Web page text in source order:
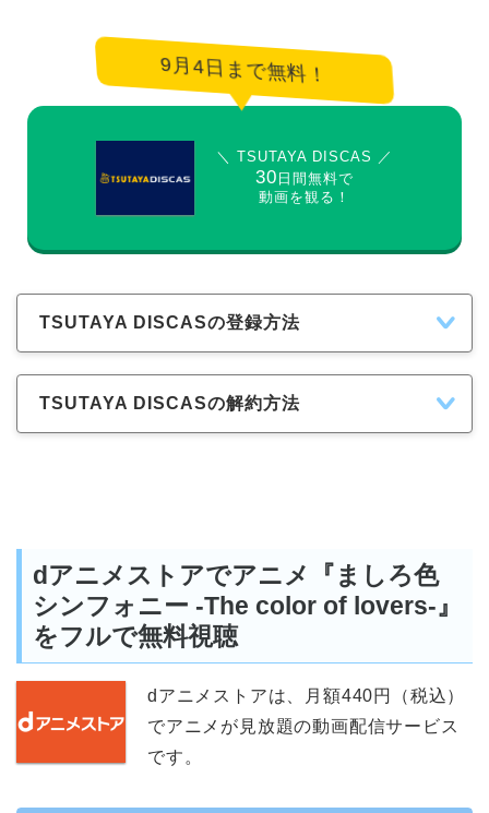
9月4日まで無料！
＼ TSUTAYA DISCAS ／
30 日間無料で
動画を観る！
TSUTAYA DISCASの登録方法
TSUTAYA DISCASの解約方法
dアニメストアでアニメ『ましろ色
シンフォニー -The color of lovers-』
をフルで無料視聴
dアニメストアは、月額440円（税込）
でアニメが見放題の動画配信サービス
です。